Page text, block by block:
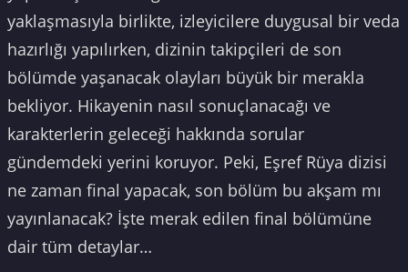
yaklaşmasıyla birlikte, izleyicilere duygusal bir veda
hazırlığı yapılırken, dizinin takipçileri de son
bölümde yaşanacak olayları büyük bir merakla
bekliyor. Hikayenin nasıl sonuçlanacağı ve
karakterlerin geleceği hakkında sorular
gündemdeki yerini koruyor. Peki, Eşref Rüya dizisi
ne zaman final yapacak, son bölüm bu akşam mı
yayınlanacak? İşte merak edilen final bölümüne
dair tüm detaylar…